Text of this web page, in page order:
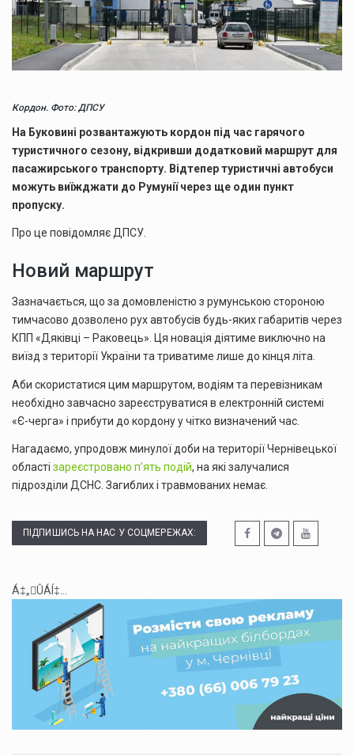
Кордон. Фото: ДПСУ
На Буковині розвантажують кордон під час гарячого
туристичного сезону, відкривши додатковий маршрут для
пасажирського транспорту. Відтепер туристичні автобуси
можуть виїжджати до Румунії через ще один пункт
пропуску.
Про це повідомляє ДПСУ.
Новий маршрут
Зазначається, що за домовленістю з румунською стороною
тимчасово дозволено рух автобусів будь-яких габаритів через
КПП «Дяківці – Раковець». Ця новація діятиме виключно на
виїзд з території України та триватиме лише до кінця літа.
Аби скористатися цим маршрутом, водіям та перевізникам
необхідно завчасно зареєструватися в електронній системі
«Є-черга» і прибути до кордону у чітко визначений час.
Нагадаємо, упродовж минулої доби на території Чернівецької
області зареєстровано п’ять подій, на які залучалися
підрозділи ДСНС. Загиблих і травмованих немає.
ПІДПИШИСЬ НА НАС У СОЦМЕРЕЖАХ:
Á‡„ÛÁÍ‡...